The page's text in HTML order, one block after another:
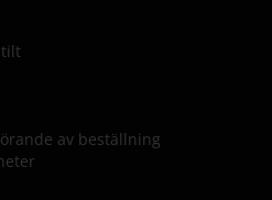
av beställning